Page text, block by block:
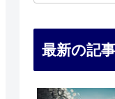
最新の記事